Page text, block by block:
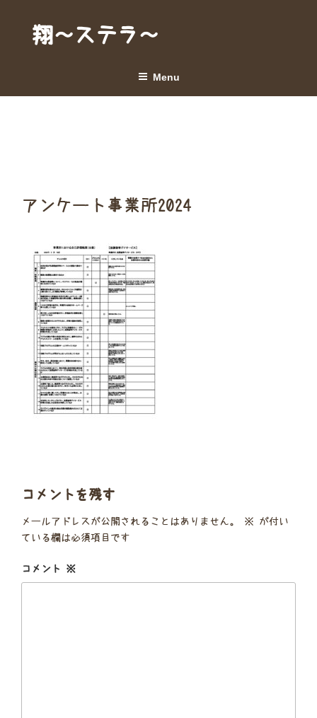
content翔～ステラ～
Menu
アンケート事業所2024
コメントを残す
メールアドレスが公開されることはありません。 ※ が付い
ている欄は必須項目です
コメント ※